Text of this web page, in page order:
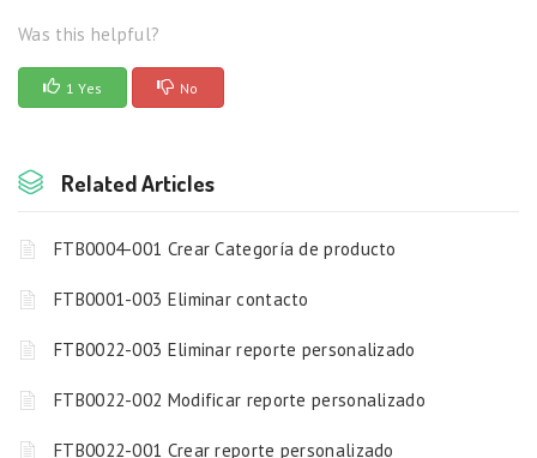
Was this helpful?
1 Yes No
Related Articles
FTB0004-001 Crear Categoría de producto
FTB0001-003 Eliminar contacto
FTB0022-003 Eliminar reporte personalizado
FTB0022-002 Modificar reporte personalizado
FTB0022-001 Crear reporte personalizado